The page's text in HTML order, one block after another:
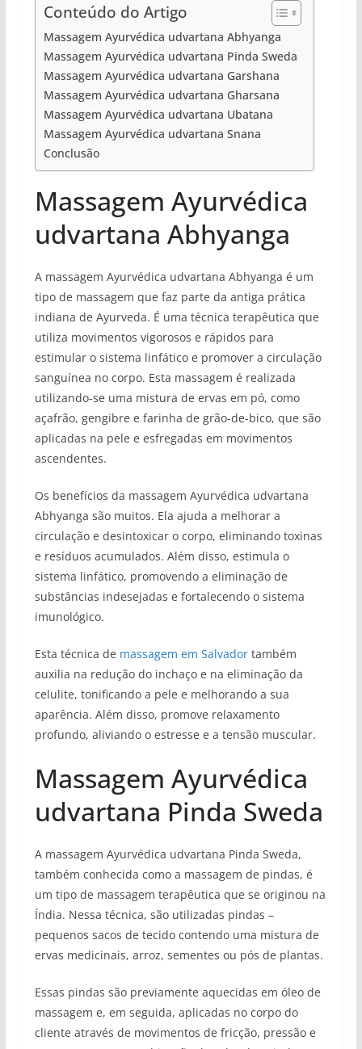
Conteúdo do Artigo
Massagem Ayurvédica udvartana Abhyanga
Massagem Ayurvédica udvartana Pinda Sweda
Massagem Ayurvédica udvartana Garshana
Massagem Ayurvédica udvartana Gharsana
Massagem Ayurvédica udvartana Ubatana
Massagem Ayurvédica udvartana Snana
Conclusão
Massagem Ayurvédica
udvartana Abhyanga
A massagem Ayurvédica udvartana Abhyanga é um
tipo de massagem que faz parte da antiga prática
indiana de Ayurveda. É uma técnica terapêutica que
utiliza movimentos vigorosos e rápidos para
estimular o sistema linfático e promover a circulação
sanguínea no corpo. Esta massagem é realizada
utilizando-se uma mistura de ervas em pó, como
açafrão, gengibre e farinha de grão-de-bico, que são
aplicadas na pele e esfregadas em movimentos
ascendentes.
Os benefícios da massagem Ayurvédica udvartana
Abhyanga são muitos. Ela ajuda a melhorar a
circulação e desintoxicar o corpo, eliminando toxinas
e resíduos acumulados. Além disso, estimula o
sistema linfático, promovendo a eliminação de
substâncias indesejadas e fortalecendo o sistema
imunológico.
Esta técnica de massagem em Salvadortambém
auxilia na redução do inchaço e na eliminação da
celulite, tonificando a pele e melhorando a sua
aparência. Além disso, promove relaxamento
profundo, aliviando o estresse e a tensão muscular.
Massagem Ayurvédica
udvartana Pinda Sweda
A massagem Ayurvédica udvartana Pinda Sweda,
também conhecida como a massagem de pindas, é
um tipo de massagem terapêutica que se originou na
Índia. Nessa técnica, são utilizadas pindas –
pequenos sacos de tecido contendo uma mistura de
ervas medicinais, arroz, sementes ou pós de plantas.
Essas pindas são previamente aquecidas em óleo de
massagem e, em seguida, aplicadas no corpo do
cliente através de movimentos de fricção, pressão e